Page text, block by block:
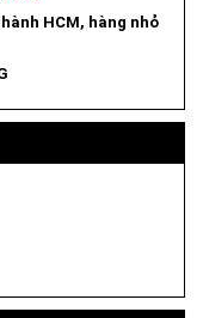
HCM, hàng nhỏ